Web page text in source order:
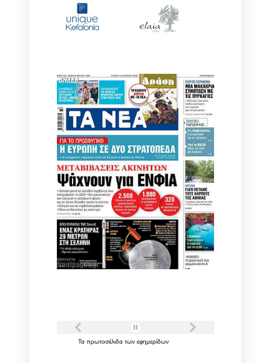
Τα πρωτοσέλιδα των εφημερίδων